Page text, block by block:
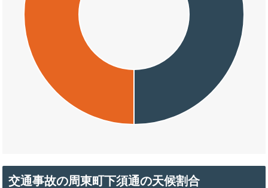
交通事故の周東町下須通の天候割合